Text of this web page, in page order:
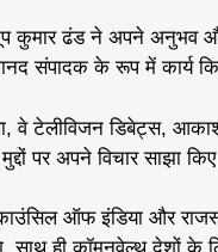
कुमार ढंड ने अपने अनुभव
संपादक के रूप में कार्य
वे टेलीविजन डिबेट्स,
पर अपने विचार साझा
ऑफ इंडिया और